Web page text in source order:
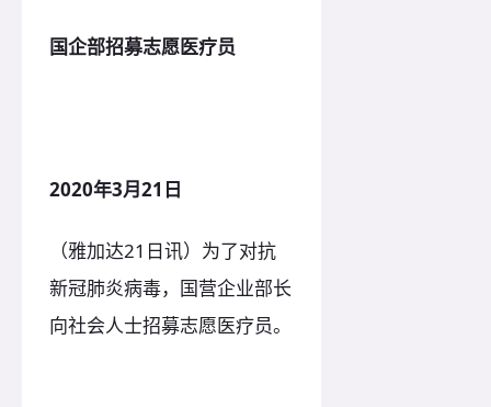
国企部招募志愿医疗员
2020年3月21日
（雅加达21日讯）为了对抗
新冠肺炎病毒，国营企业部长
向社会人士招募志愿医疗员。